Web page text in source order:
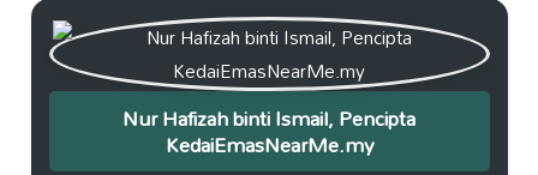
Nur Hafizah binti Ismail, Pencipta
KedaiEmasNearMe.my